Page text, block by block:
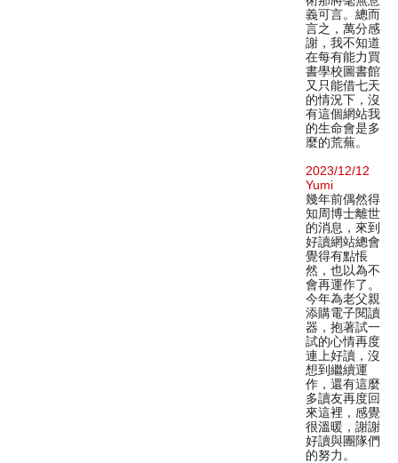
義可言。總而
言之，萬分感
謝，我不知道
在每有能力買
書學校圖書館
又只能借七天
的情況下，沒
有這個網站我
的生命會是多
麼的荒蕪。
2023/12/12
Yumi
幾年前偶然得
知周博士離世
的消息，來到
好讀網站總會
覺得有點悵
然，也以為不
會再運作了。
今年為老父親
添購電子閱讀
器，抱著試一
試的心情再度
連上好讀，沒
想到繼續運
作，還有這麼
多讀友再度回
來這裡，感覺
很溫暖，謝謝
好讀與團隊們
的努力。